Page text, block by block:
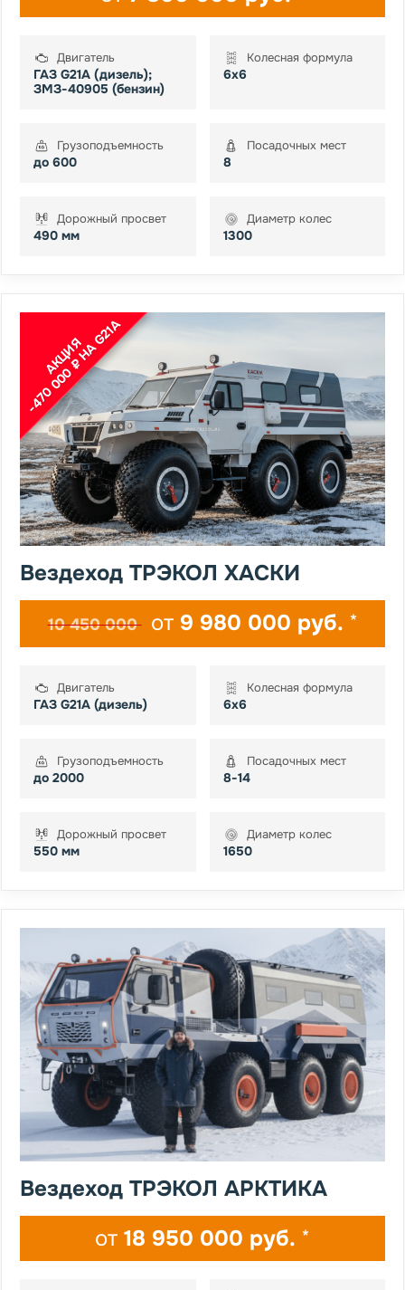
Двигатель
ГАЗ G21А (дизель);
ЗМЗ-40905 (бензин)
Колесная формула
6х6
Грузоподъемность
до 600
Посадочных мест
8
Дорожный просвет
490 мм
Диаметр колес
1300
АКЦИЯ
-470 000 ₽ НА G21A
Вездеход ТРЭКОЛ ХАСКИ
10 450 000 от 9 980 000 руб. *
Двигатель
ГАЗ G21A (дизель)
Колесная формула
6х6
Грузоподъемность
до 2000
Посадочных мест
8-14
Дорожный просвет
550 мм
Диаметр колес
1650
Вездеход ТРЭКОЛ АРКТИКА
от 18 950 000 руб. *